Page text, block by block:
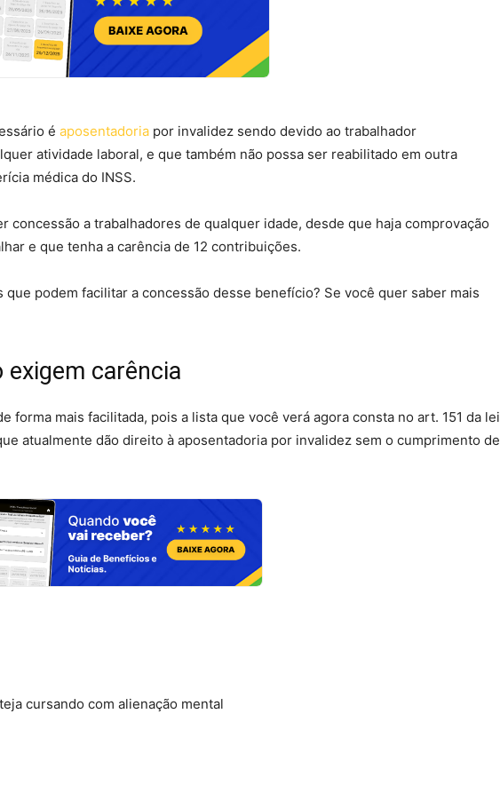
é aposentadoria por invalidez sendo devido ao trabalhador
atividade laboral, e que também não possa ser reabilitado em outra
médica do INSS.
concessão a trabalhadores de qualquer idade, desde que haja comprovação
e que tenha a carência de 12 contribuições.
podem facilitar a concessão desse benefício? Se você quer saber mais
exigem carência
forma mais facilitada, pois a lista que você verá agora consta no art. 151 da lei
atualmente dão direito à aposentadoria por invalidez sem o cumprimento de
cursando com alienação mental